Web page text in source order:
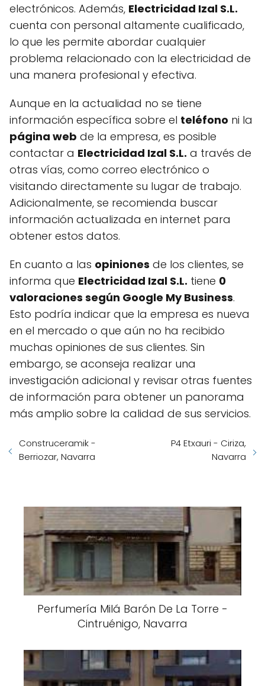
electrónicos. Además, Electricidad Izal S.L.
cuenta con personal altamente cualificado,
lo que les permite abordar cualquier
problema relacionado con la electricidad de
una manera profesional y efectiva.
Aunque en la actualidad no se tiene
información específica sobre el teléfono ni la
página web de la empresa, es posible
contactar a Electricidad Izal S.L. a través de
otras vías, como correo electrónico o
visitando directamente su lugar de trabajo.
Adicionalmente, se recomienda buscar
información actualizada en internet para
obtener estos datos.
En cuanto a las opiniones de los clientes, se
informa que Electricidad Izal S.L. tiene 0
valoraciones según Google My Business.
Esto podría indicar que la empresa es nueva
en el mercado o que aún no ha recibido
muchas opiniones de sus clientes. Sin
embargo, se aconseja realizar una
investigación adicional y revisar otras fuentes
de información para obtener un panorama
más amplio sobre la calidad de sus servicios.
Construceramik -
Berriozar, Navarra
P4 Etxauri - Ciriza,
Navarra
Perfumería Milá Barón De La Torre -
Cintruénigo, Navarra